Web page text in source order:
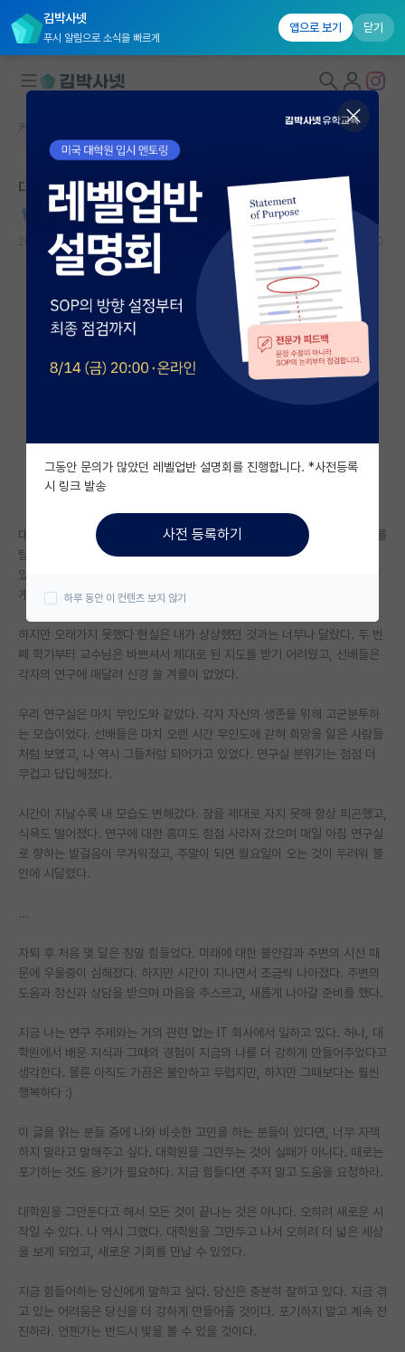
김박사넷
푸시 알림으로 소식을 빠르게
앱으로 보기 닫기
대학원생 모집
국내대학원 정보
연구실&오픈랩
커뮤니티
커뮤니티 홈
전체글보기
베스트 게시판
자유 게시판(아무개랩)
미국 유학 게시판
미국 대학원 합격 후기 게시판
대학원생 모집 게시판
연구실(PI) 홍보 게시판
석박사 채용 정보 게시판
학부 인턴 게시판
취업 게시판
PI 전용 게시판
인문사회 계열 게시판
반도체/AI 게시판
장학금/장학생 게시판
홍보 게시판
커리어
유학교육
이벤트
재팬라운지 🌸
커뮤니티 홈
대학원 자퇴 2년 후
찌질한 알프레드 노벨
2024.07.02 5 17298
대학원에 처음 발을 들였을 때, 가슴이 정말 뜨거웠다. 새로운 지식의 세계를
탐험하고, 인류에 기여할 수 있는 연구를 할 수 있다는 기대감에 너무 들떠
있었다. 첫 학기 동안은 모든 것이 새롭고 흥미진진했다. 수업을 듣고, 밤늦
게까지 도서관에서 논문을 읽는 일상이 참 즐거웠다.
하지만 오래가지 못했다 현실은 내가 상상했던 것과는 너무나 달랐다. 두 번
째 학기부터 교수님은 바쁘셔서 제대로 된 지도를 받기 어려웠고, 선배들은
각자의 연구에 매달려 신경 쓸 겨를이 없었다.
우리 연구실은 마치 무인도와 같았다. 각자 자신의 생존을 위해 고군분투하
는 모습이었다. 선배들은 마치 오랜 시간 무인도에 갇혀 희망을 잃은 사람들
처럼 보였고, 나 역시 그들처럼 되어가고 있었다. 연구실 분위기는 점점 더
무겁고 답답해졌다.
시간이 지날수록 내 모습도 변해갔다. 잠을 제대로 자지 못해 항상 피곤했고,
식욕도 떨어졌다. 연구에 대한 흥미도 점점 사라져 갔으며 매일 아침 연구실
로 향하는 발걸음이 무거워졌고, 주말이 되면 월요일이 오는 것이 두려워 불
안에 시달렸다.
...
자퇴 후 처음 몇 달은 정말 힘들었다. 미래에 대한 불안감과 주변의 시선 때
문에 우울증이 심해졌다. 하지만 시간이 지나면서 조금씩 나아졌다. 주변의
도움과 정신과 상담을 받으며 마음을 추스르고, 새롭게 나아갈 준비를 했다.
지금 나는 연구 주제와는 거의 관련 없는 IT 회사에서 일하고 있다. 허나, 대
학원에서 배운 지식과 그때의 경험이 지금의 나를 더 강하게 만들어주었다고
생각한다. 물론 아직도 가끔은 불안하고 두렵지만, 하지만 그때보다는 훨씬
행복하다 :)
이 글을 읽는 분들 중에 나와 비슷한 고민을 하는 분들이 있다면, 너무 자책
하지 말라고 말해주고 싶다. 대학원을 그만두는 것이 실패가 아니다. 때로는
포기하는 것도 용기가 필요하다. 지금 힘들다면 주저 말고 도움을 요청하라.
대학원을 그만둔다고 해서 모든 것이 끝나는 것은 아니다. 오히려 새로운 시
작일 수 있다. 나 역시 그랬다. 대학원을 그만두고 나서 오히려 더 넓은 세상
을 보게 되었고, 새로운 기회를 만날 수 있었다.
지금 힘들어하는 당신에게 말하고 싶다. 당신은 충분히 잘하고 있다. 지금 겪
고 있는 어려움은 당신을 더 강하게 만들어줄 것이다. 포기하지 말고 계속 전
진하라. 언젠가는 반드시 빛을 볼 수 있을 것이다.
그동안 문의가 많았던 레벨업반 설명회를 진행합니다. *사전등록
시 링크 발송
사전 등록하기
하루 동안 이 컨텐츠 보지 않기